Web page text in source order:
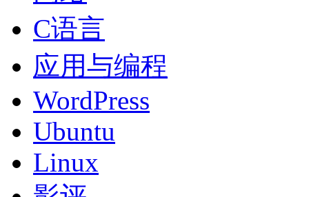
C语言
应用与编程
WordPress
Ubuntu
Linux